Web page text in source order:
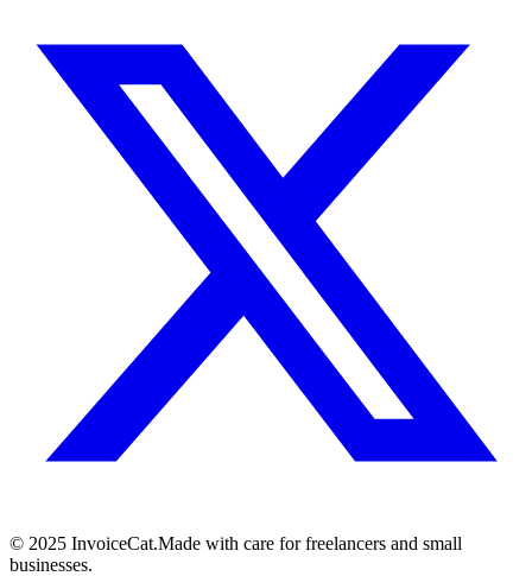
© 2025 InvoiceCat.Made with care for freelancers and small
businesses.